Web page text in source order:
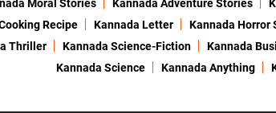
Moral Stories Kannada Adventure Stories
Recipe Kannada Letter Kannada Horror
Thriller Kannada Science-Fiction Kannada
Kannada Science
Kannada Anything